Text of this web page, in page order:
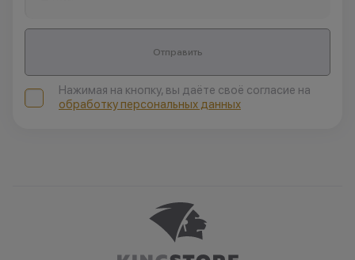
Отправить
Нажимая на кнопку, вы даёте своё согласие на
обработку персональных данных